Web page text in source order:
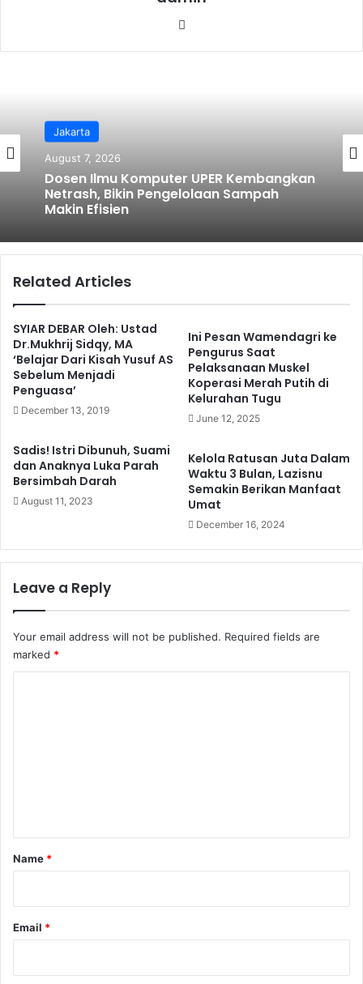
Jakarta
August 7, 2026
Dosen Ilmu Komputer UPER Kembangkan
Netrash, Bikin Pengelolaan Sampah
Makin Efisien
Related Articles
SYIAR DEBAR Oleh: Ustad
Dr.Mukhrij Sidqy, MA
‘Belajar Dari Kisah Yusuf AS
Sebelum Menjadi
Penguasa’
December 13, 2019
Ini Pesan Wamendagri ke
Pengurus Saat
Pelaksanaan Muskel
Koperasi Merah Putih di
Kelurahan Tugu
June 12, 2025
Sadis! Istri Dibunuh, Suami
dan Anaknya Luka Parah
Bersimbah Darah
August 11, 2023
Kelola Ratusan Juta Dalam
Waktu 3 Bulan, Lazisnu
Semakin Berikan Manfaat
Umat
December 16, 2024
Leave a Reply
Your email address will not be published. Required fields are
marked *
*
Name *
Email *